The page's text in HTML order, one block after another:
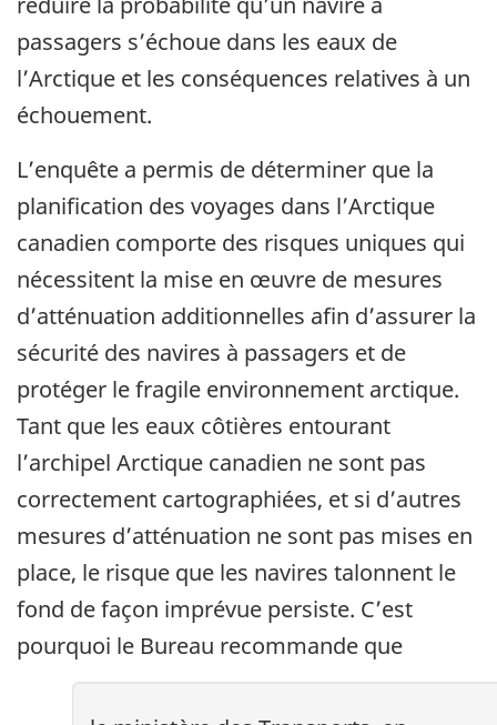
passagers s’échoue dans les eaux de
l’Arctique et les conséquences relatives à un
échouement.
L’enquête a permis de déterminer que la
planification des voyages dans l’Arctique
canadien comporte des risques uniques qui
nécessitent la mise en œuvre de mesures
d’atténuation additionnelles afin d’assurer la
sécurité des navires à passagers et de
protéger le fragile environnement arctique.
Tant que les eaux côtières entourant
l’archipel Arctique canadien ne sont pas
correctement cartographiées, et si d’autres
mesures d’atténuation ne sont pas mises en
place, le risque que les navires talonnent le
fond de façon imprévue persiste. C’est
pourquoi le Bureau recommande que